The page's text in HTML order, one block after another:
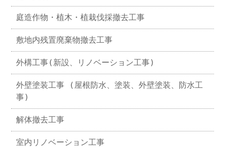
庭造作物・植木・植栽伐採撤去工事
敷地内残置廃棄物撤去工事
外構工事(新設、リノベーション工事)
外壁塗装工事 (屋根防水、塗装、外壁塗装、防水工
事)
解体撤去工事
室内リノベーション工事